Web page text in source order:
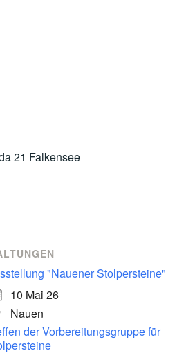
21 Falkensee
"Nauener Stolpersteine"
10 Mai 26
Nauen
der Vorbereitungsgruppe für